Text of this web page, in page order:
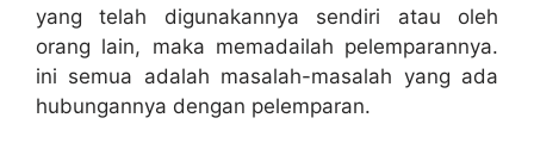
yang telah digunakannya sendiri atau oleh
orang lain, maka memadailah pelemparannya.
ini semua adalah masalah-masalah yang ada
hubungannya dengan pelemparan.